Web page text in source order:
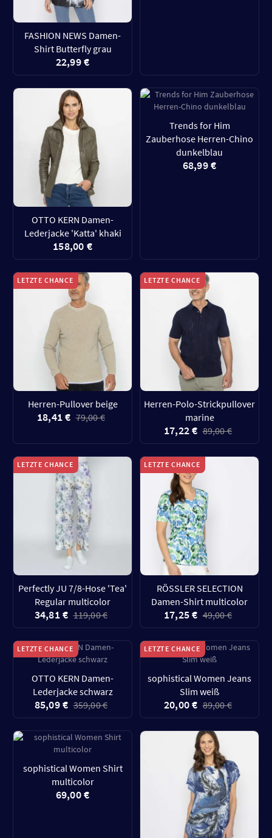
FASHION NEWS Damen-
Shirt Butterfly grau
22,99 €
OTTO KERN Damen-
Lederjacke 'Katta' khaki
158,00 €
Trends for Him
Zauberhose Herren-Chino
dunkelblau
68,99 €
LETZTE CHANCE
Herren-Pullover beige
18,41 € 79,00 €
LETZTE CHANCE
Herren-Polo-Strickpullover
marine
17,22 € 89,00 €
LETZTE CHANCE
Perfectly JU 7/8-Hose 'Tea'
Regular multicolor
34,81 € 119,00 €
LETZTE CHANCE
RÖSSLER SELECTION
Damen-Shirt multicolor
17,25 € 49,00 €
LETZTE CHANCE
OTTO KERN Damen-
Lederjacke schwarz
85,09 € 359,00 €
LETZTE CHANCE
sophistical Women Jeans
Slim weiß
20,00 € 89,00 €
sophistical Women Shirt
multicolor
69,00 €